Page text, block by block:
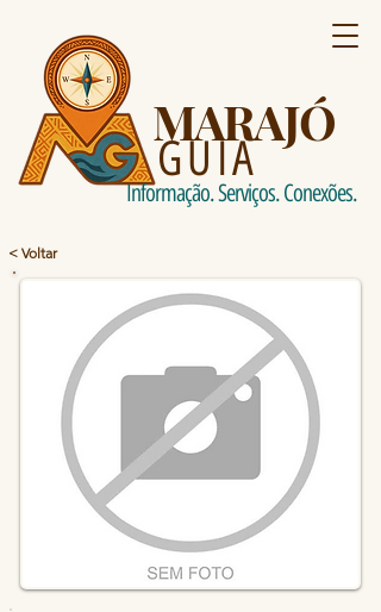
MARAJÓ
GUIA
Informação. Serviços. Conexões.
< Voltar